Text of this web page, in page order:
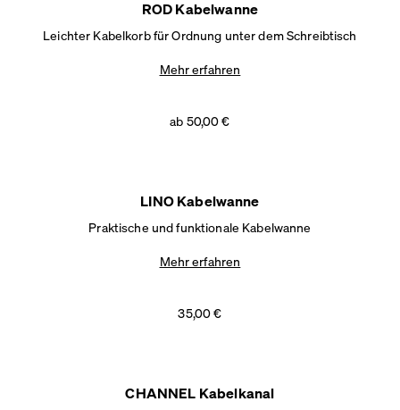
ROD Kabelwanne
Leichter Kabelkorb für Ordnung unter dem Schreibtisch
Mehr erfahren
ab 50,00 €
LINO Kabelwanne
Praktische und funktionale Kabelwanne
Mehr erfahren
35,00 €
CHANNEL Kabelkanal